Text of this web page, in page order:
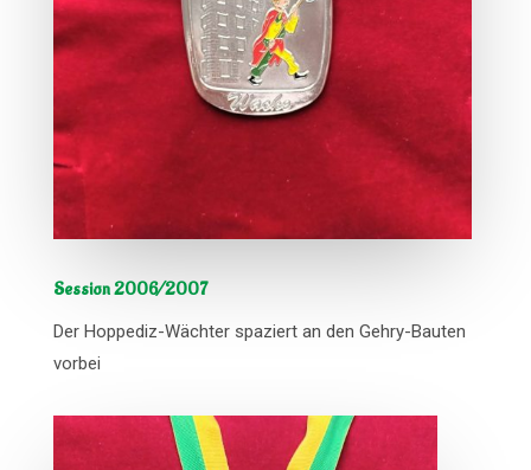
Session 2006/2007
Der Hoppediz-Wächter spaziert an den Gehry-Bauten
vorbei